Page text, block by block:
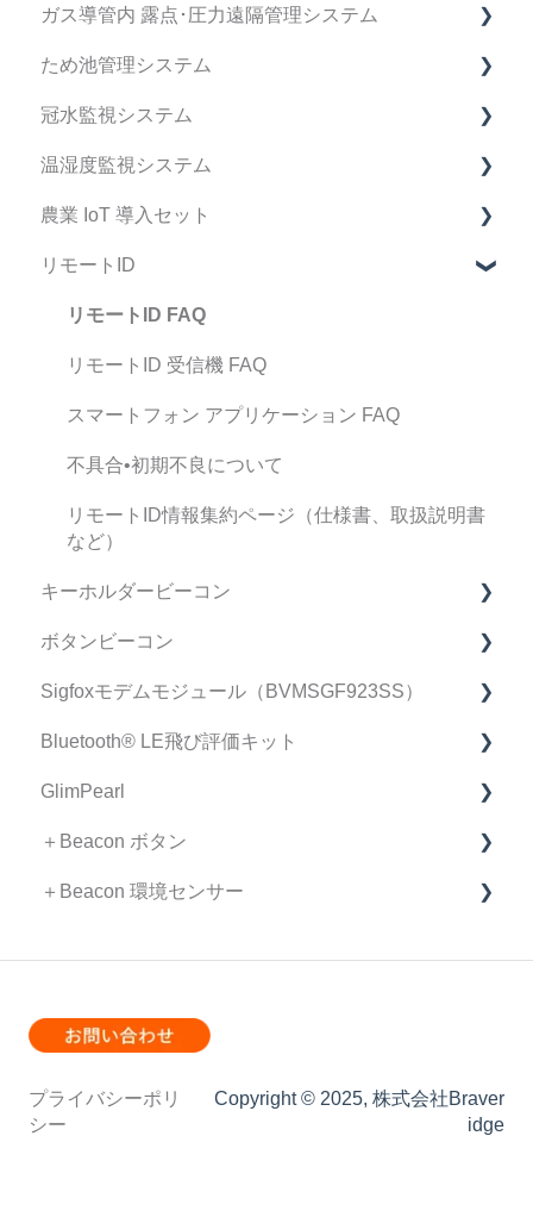
スマートフォン アプリケーション FAQ
BravePI 関連動画
ドキュメント関連
ファームウェア リリースノート
BraveJIG FAQ
IoT導入支援キット FAQ
BraveJIG PLUG FAQ
ガス導管内 露点･圧力遠隔管理システム
デバイス FAQ
管理システム FAQ
設置ガイドアプリ FAQ
運用・サポート FAQ
修理・点検 FAQ
データ・精度 FAQ
導入検討中のお客様へ
ため池管理システム
ため池管理システム FAQ
マニュアル
製品仕様書
冠水監視システム
冠水監視システム FAQ
マニュアル
製品仕様書
温湿度監視システム
FAQ
マニュアル
農業 IoT 導入セット
FAQ
契約・手続き
リモートID
リモートID FAQ
リモートID 受信機 FAQ
スマートフォン アプリケーション FAQ
不具合•初期不良について
リモートID情報集約ページ（仕様書、取扱説明書
など）
キーホルダービーコン
FAQ
マニュアル
製品仕様書/取扱説明書
ボタンビーコン
FAQ
Sigfoxモデムモジュール（BVMSGF923SS）
Sigfoxモデムモジュール FAQ
Bluetooth®︎ LE飛び評価キット
Bluetooth®︎飛び評価キット FAQ
GlimPearl
GlimPearl FAQ
ファームウェア リリースノート
＋Beacon ボタン
FAQ
＋Beacon 環境センサー
プライバシーポリ
シー
Copyright © 2025, 株式会社Braver
idge